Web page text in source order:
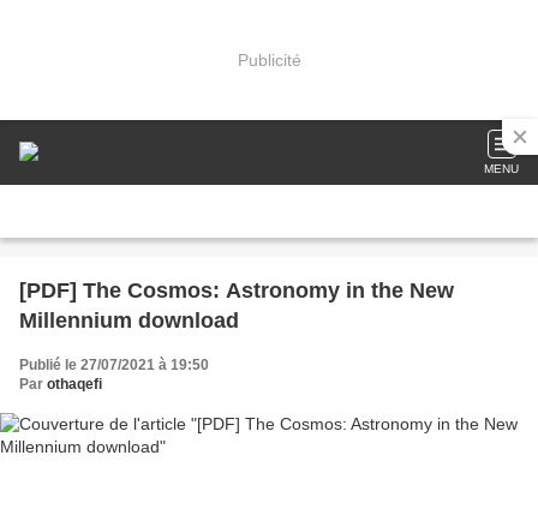
Publicité
MENU
[PDF] The Cosmos: Astronomy in the New
Millennium download
Publié le 27/07/2021 à 19:50
Par othaqefi